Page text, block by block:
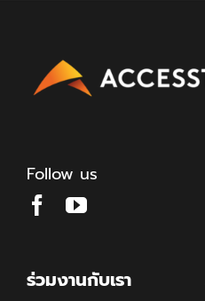
Follow us
ร่วมงานกับเรา